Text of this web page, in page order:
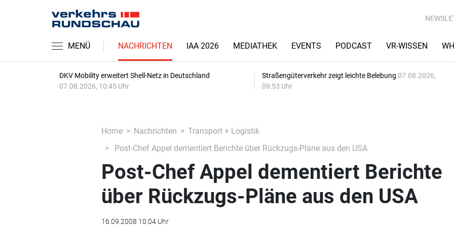
MENÜ NACHRICHTEN IAA 2026 MEDIATHEK EVENTS PODCAST VR-WISSEN
DKV Mobility erweitert Shell-Netz in Deutschland
07.08.2026, 10:45 Uhr
Straßengüterverkehr zeigt leichte Belebung 07.08.2026,
09:53 Uhr
Home Nachrichten
Transport + Logistik
Post-Chef Appel dementiert Berichte über Rückzugs-Pläne aus den USA
Post-Chef Appel dementiert Berichte
über Rückzugs-Pläne aus den USA
16.09.2008 10:04 Uhr